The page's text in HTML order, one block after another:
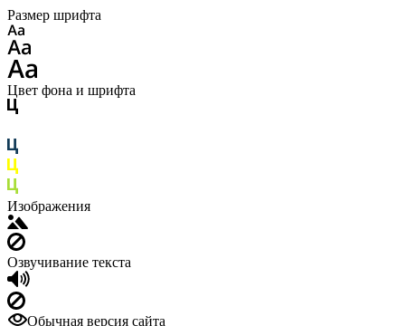
Размер шрифта
Цвет фона и шрифта
Изображения
Озвучивание текста
Обычная версия сайта